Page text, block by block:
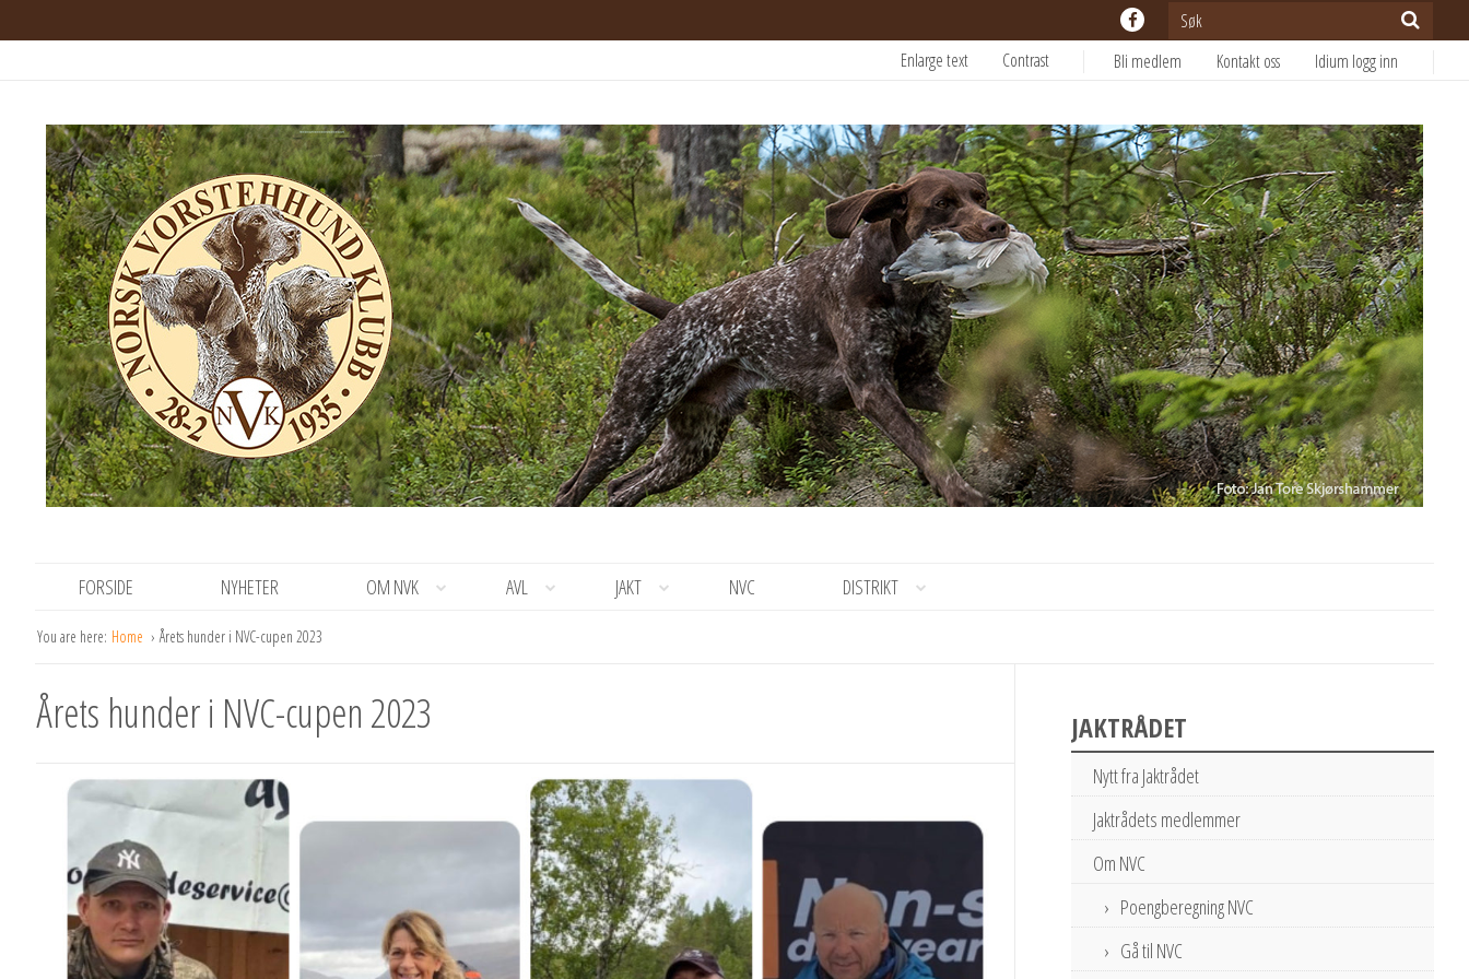
Enlarge text Contrast Bli medlem Kontakt oss Idium logg inn
FORSIDE NYHETER OM NVK AVL JAKT NVC DISTRIKT
You are here: Home Årets hunder i NVC-cupen 2023
Årets hunder i NVC-cupen 2023 JAKTRÅDET
Nytt fra Jaktrådet
Jaktrådets medlemmer
Om NVC
Poengberegning NVC
Gå til NVC